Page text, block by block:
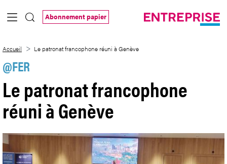
Saut au contenu principal
Abonnement papier
Accueil Le patronat francophone réuni à Genève
@FER
Le patronat francophone
réuni à Genève